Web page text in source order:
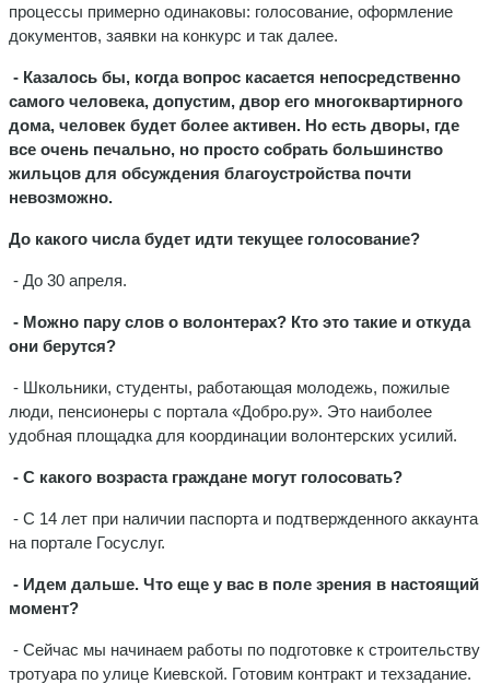
процессы примерно одинаковы: голосование, оформление
документов, заявки на конкурс и так далее.
- Казалось бы, когда вопрос касается непосредственно
самого человека, допустим, двор его многоквартирного
дома, человек будет более активен. Но есть дворы, где
все очень печально, но просто собрать большинство
жильцов для обсуждения благоустройства почти
невозможно.
До какого числа будет идти текущее голосование?
- До 30 апреля.
- Можно пару слов о волонтерах? Кто это такие и откуда
они берутся?
- Школьники, студенты, работающая молодежь, пожилые
люди, пенсионеры с портала «Добро.ру». Это наиболее
удобная площадка для координации волонтерских усилий.
- С какого возраста граждане могут голосовать?
- С 14 лет при наличии паспорта и подтвержденного аккаунта
на портале Госуслуг.
- Идем дальше. Что еще у вас в поле зрения в настоящий
момент?
- Сейчас мы начинаем работы по подготовке к строительству
тротуара по улице Киевской. Готовим контракт и техзадание.